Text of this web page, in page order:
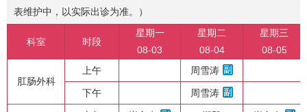
表维护中，以实际出诊为准。）
科室 时段
星期一
08-03
星期二
08-04
星期三
08-05
肛肠外科
上午 周雪涛
下午 周雪涛